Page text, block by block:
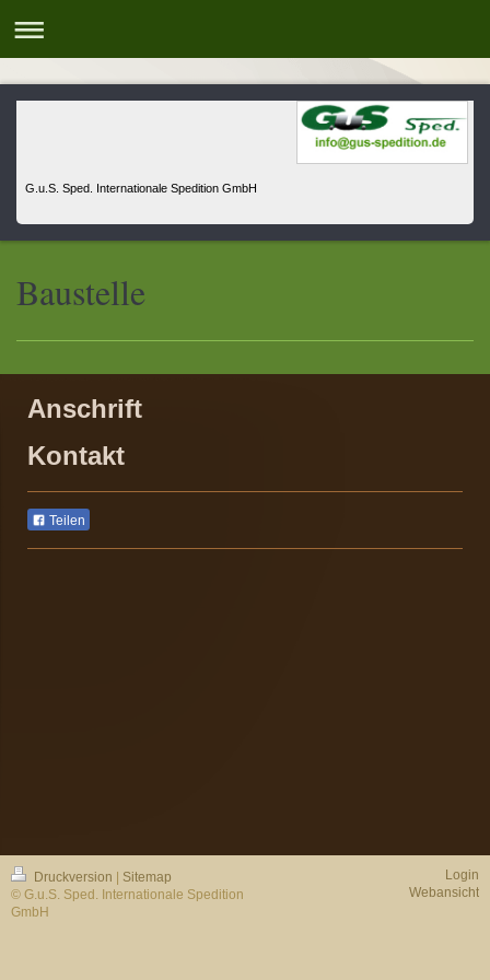
G.u.S. Sped. Internationale Spedition GmbH
Baustelle
Anschrift
Kontakt
Teilen
Druckversion
Sitemap
© G.u.S. Sped. Internationale Spedition
GmbH
Login
Webansicht